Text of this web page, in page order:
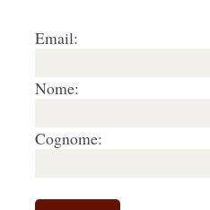
Email:
Nome:
Cognome: